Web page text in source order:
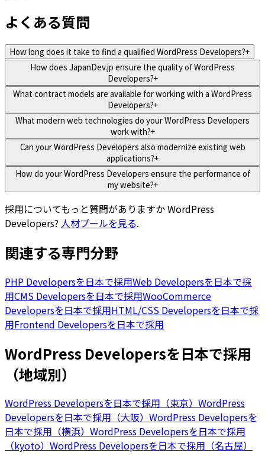
よくある質問
How long does it take to find a qualified WordPress Developers?+
How does JapanDev.jp ensure the quality of WordPress
Developers?+
What contract models are available for working with a WordPress
Developers?+
What modern web technologies do your WordPress Developers
work with?+
Can your WordPress Developers also modernize existing web
applications?+
How do your WordPress Developers ensure the performance of
my website?+
採用についてもっと質問がありますかWordPress
Developers? 人材プールを見る.
関連する専門分野
PHP Developersを日本で採用Web Developersを日本で採
用CMS Developersを日本で採用WooCommerce
Developersを日本で採用HTML/CSS Developersを日本で採
用Frontend Developersを日本で採用
WordPress Developersを日本で採用
（地域別）
WordPress Developersを日本で採用（東京） WordPress
Developersを日本で採用（大阪） WordPress Developersを
日本で採用（横浜） WordPress Developersを日本で採用
（kyoto） WordPress Developersを日本で採用（名古屋）